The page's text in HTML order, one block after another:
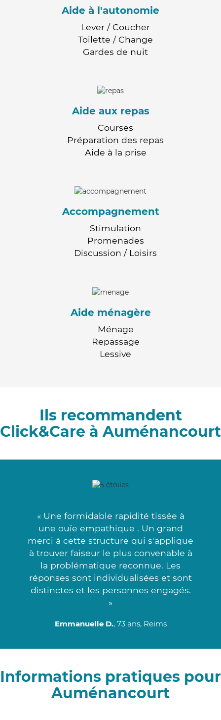
Aide à l'autonomie
Lever / Coucher
Toilette / Change
Gardes de nuit
Aide aux repas
Courses
Préparation des repas
Aide à la prise
Accompagnement
Stimulation
Promenades
Discussion / Loisirs
Aide ménagère
Ménage
Repassage
Lessive
Ils recommandent
Click&Care à Auménancourt
« Une formidable rapidité tissée à
une ouïe empathique . Un grand
merci à cette structure qui s'applique
à trouver faiseur le plus convenable à
la problématique reconnue. Les
réponses sont individualisées et sont
distinctes et les personnes engagés.
»
Emmanuelle D., 73 ans, Reims
Informations pratiques pour
Auménancourt